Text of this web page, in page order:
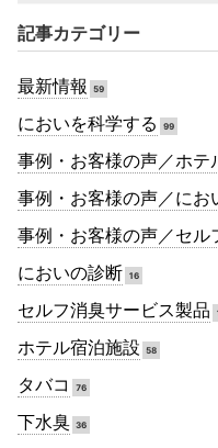
記事カテゴリー
最新情報 59
においを科学する 99
事例・お客様の声／ホテ
事例・お客様の声／にお
事例・お客様の声／セル
においの診断 16
セルフ消臭サービス製品
ホテル宿泊施設 58
タバコ 76
下水臭 36